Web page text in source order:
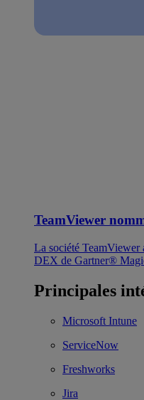
TeamViewer
La société TeamViewer
DEX de Gartner®
Principales
Microsoft Intune
ServiceNow
Freshworks
Jira